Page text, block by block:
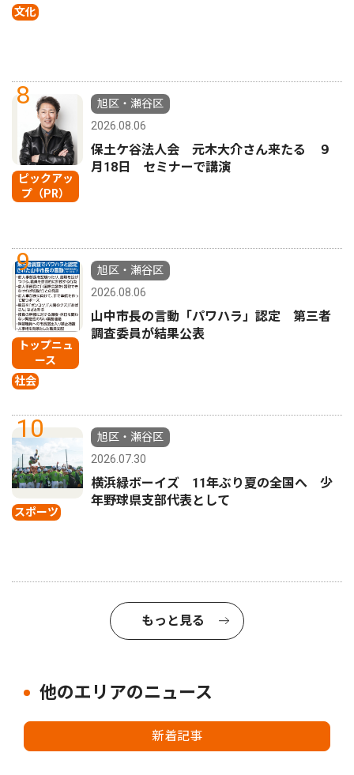
文化
8
ピックアッ
プ（PR）
旭区・瀬谷区
2026.08.06
保土ケ谷法人会 元木大介さん来たる ９
月18日 セミナーで講演
9
トップニュ
ース
社会
旭区・瀬谷区
2026.08.06
山中市長の言動「パワハラ」認定 第三者
調査委員が結果公表
10
スポーツ
旭区・瀬谷区
2026.07.30
横浜緑ボーイズ 11年ぶり夏の全国へ 少
年野球県支部代表として
もっと見る
他のエリアのニュース
新着記事